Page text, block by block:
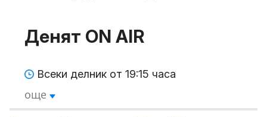
Денят ON AIR
Всеки делник от 19:15 часа
още